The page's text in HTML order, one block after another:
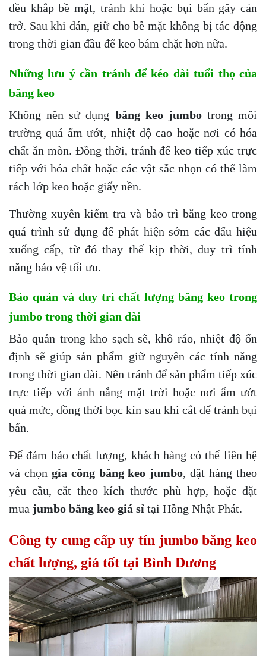
đều khắp bề mặt, tránh khí hoặc bụi bẩn gây cản
trở. Sau khi dán, giữ cho bề mặt không bị tác động
trong thời gian đầu để keo bám chặt hơn nữa.
Những lưu ý cần tránh để kéo dài tuổi thọ của
băng keo
Không nên sử dụng băng keo jumbotrong môi
trường quá ẩm ướt, nhiệt độ cao hoặc nơi có hóa
chất ăn mòn. Đồng thời, tránh để keo tiếp xúc trực
tiếp với hóa chất hoặc các vật sắc nhọn có thể làm
rách lớp keo hoặc giấy nền.
Thường xuyên kiểm tra và bảo trì băng keo trong
quá trình sử dụng để phát hiện sớm các dấu hiệu
xuống cấp, từ đó thay thế kịp thời, duy trì tính
năng bảo vệ tối ưu.
Bảo quản và duy trì chất lượng băng keo trong
jumbo trong thời gian dài
Bảo quản trong kho sạch sẽ, khô ráo, nhiệt độ ổn
định sẽ giúp sản phẩm giữ nguyên các tính năng
trong thời gian dài. Nên tránh để sản phẩm tiếp xúc
trực tiếp với ánh nắng mặt trời hoặc nơi ẩm ướt
quá mức, đồng thời bọc kín sau khi cắt để tránh bụi
bẩn.
Để đảm bảo chất lượng, khách hàng có thể liên hệ
và chọn gia công băng keo jumbo, đặt hàng theo
yêu cầu, cắt theo kích thước phù hợp, hoặc đặt
mua jumbo băng keo giá sỉ tại Hồng Nhật Phát.
Công ty cung cấp uy tín jumbo băng keo
chất lượng, giá tốt tại Bình Dương